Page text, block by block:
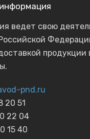
ведет свою
продукции
pnd.ru
20 51
22 04
15 40